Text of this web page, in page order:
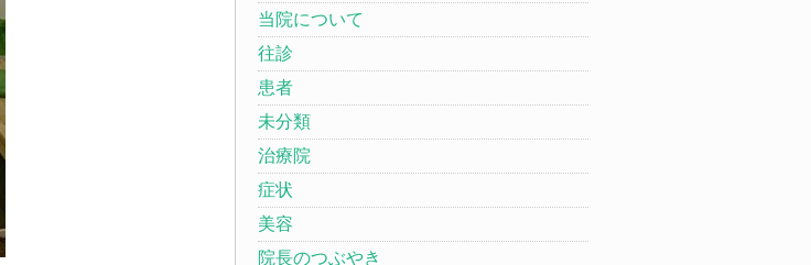
当院について
往診
患者
未分類
治療院
症状
美容
院長のつぶやき